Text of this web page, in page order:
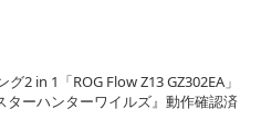
2 in 1「ROG Flow Z13 GZ302EA」
ーハンターワイルズ』動作確認済